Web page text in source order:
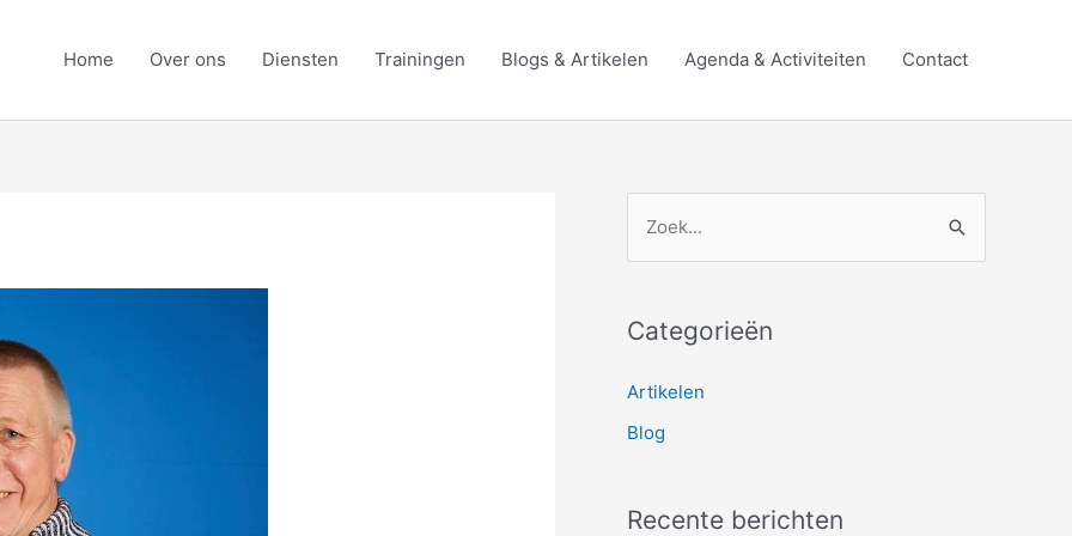
Home Over ons Diensten Trainingen Blogs & Artikelen Agenda & Activiteiten Contact
o
k
a
:
Categorieën
Artikelen
Blog
Recente berichten